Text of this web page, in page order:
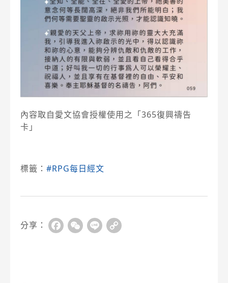
內容取自愛文協會授權使用之「365復興禱告
卡」
標籤： #RPG每日經文
分享： FacebookWeChat
Line